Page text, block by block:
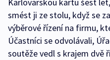
Karlovarskou kartu šest
smést ji ze stolu, když se
výběrové řízení na firmu,
Účastníci se odvolávali,
soutěže vedl s krajem dvě